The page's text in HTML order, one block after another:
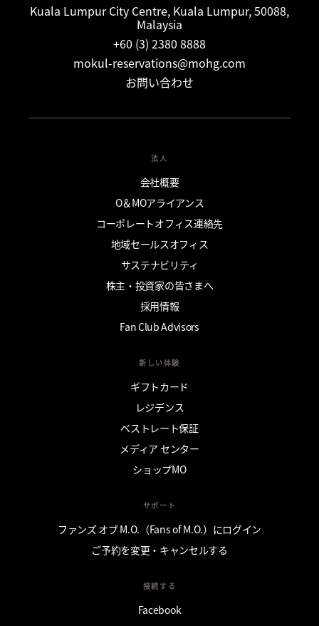
Kuala Lumpur City Centre, Kuala Lumpur, 50088,
Malaysia
+60 (3) 2380 8888
mokul-reservations@mohg.com
お問い合わせ
法人
会社概要
O＆MOアライアンス
コーポレートオフィス連絡先
地域セールスオフィス
サステナビリティ
株主・投資家の皆さまへ
採用情報
Fan Club Advisors
新しい体験
ギフトカード
レジデンス
ベストレート保証
メディア センター
ショップMO
サポート
ファンズ オブ M.O.（Fans of M.O.）にログイン
ご予約を変更・キャンセルする
接続する
Facebook